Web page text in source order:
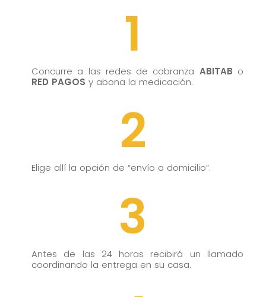
1
Concurre a las redes de cobranza ABITAB o
RED PAGOS y abona la medicación.
2
Elige allí la opción de “envío a domicilio”.
3
Antes de las 24 horas recibirá un llamado
coordinando la entrega en su casa.
cómo se usa
la web.
funcione lo
algunas